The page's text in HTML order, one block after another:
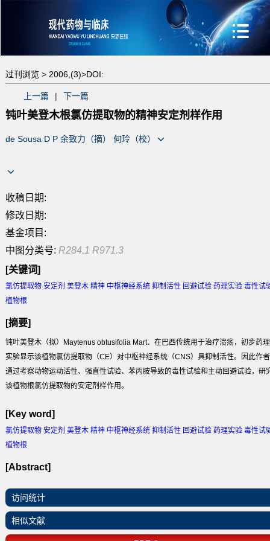
过刊浏览 > 2006,(3)>DOI:
上一篇 | 下一篇
钝叶美登木根氯仿提取物的精神安定剂样作用
de Sousa D P 余致力（摘） 何玲（校）
收稿日期:
修改日期:
基金项目:
中图分类号: R284.1 R971.3
[关键词]
氯仿提取物 安定剂 美登木 精神 中枢神经系统 抑制活性 回避试验 药理实验 毒性试
植物根
[摘要]
钝叶美登木（拟）Maytenus obtusifolia Mart．在巴西传统用于治疗溃疡，初步药理
实验显示该植物氯仿提取物（CE）对中枢神经系统（CNS）具抑制活性。因此作者
通过考察动物运动活性、强直性试验、苯丙胺导致的毒性试验和主动回避试验，研
该植物根氯仿提取物的安定剂样作用。
[Key word]
氯仿提取物 安定剂 美登木 精神 中枢神经系统 抑制活性 回避试验 药理实验 毒性试
植物根
[Abstract]
访问统计
相似文献